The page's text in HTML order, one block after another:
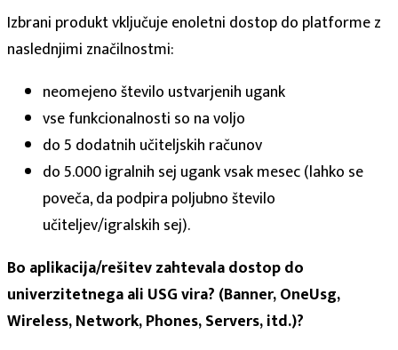
Izbrani produkt vključuje enoletni dostop do platforme z
naslednjimi značilnostmi:
neomejeno število ustvarjenih ugank
vse funkcionalnosti so na voljo
do 5 dodatnih učiteljskih računov
do 5.000 igralnih sej ugank vsak mesec (lahko se
poveča, da podpira poljubno število
učiteljev/igralskih sej).
Bo aplikacija/rešitev zahtevala dostop do
univerzitetnega ali USG vira? (Banner, OneUsg,
Wireless, Network, Phones, Servers, itd.)?